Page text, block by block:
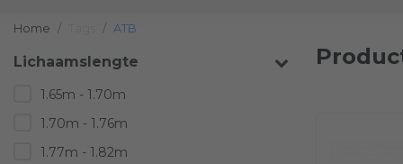
Home ATB
Lichaamslengte
1.65m - 1.70m
1.70m - 1.76m
1.77m - 1.82m